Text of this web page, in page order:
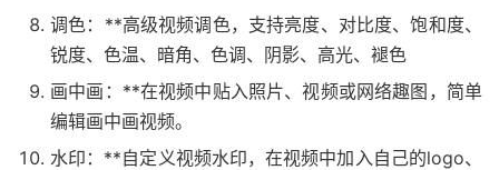
调色：**高级视频调色，支持亮度、对比度、饱和度、
锐度、色温、暗角、色调、阴影、高光、褪色
画中画：**在视频中贴入照片、视频或网络趣图，简单
编辑画中画视频。
水印：**自定义视频水印，在视频中加入自己的logo、